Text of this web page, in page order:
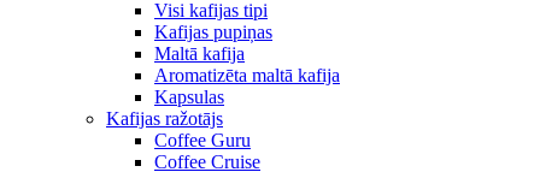
Visi kafijas tipi
Kafijas pupiņas
Maltā kafija
Aromatizēta maltā kafija
Kapsulas
Kafijas ražotājs
Coffee Guru
Coffee Cruise